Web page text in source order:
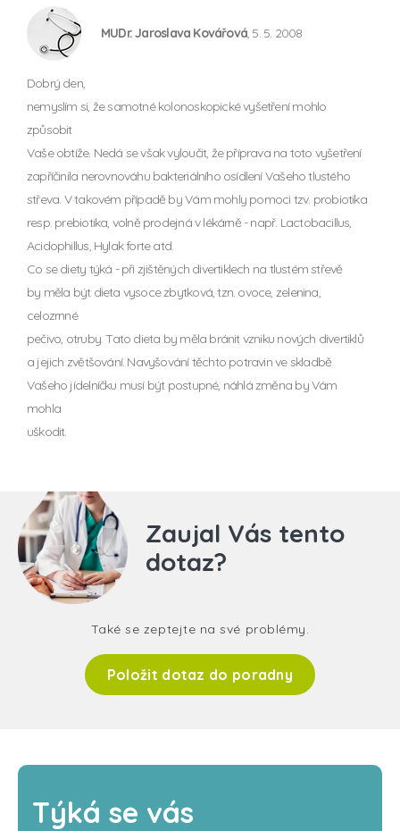
MUDr. Jaroslava Kovářová, 5. 5. 2008
Dobrý den,
nemyslím si, že samotné kolonoskopické vyšetření mohlo
způsobit
Vaše obtíže. Nedá se však vyloučit, že příprava na toto vyšetření
zapříčinila nerovnováhu bakteriálního osídlení Vašeho tlustého
střeva. V takovém případě by Vám mohly pomoci tzv. probiotika
resp. prebiotika, volně prodejná v lékárně - např. Lactobacillus,
Acidophillus, Hylak forte atd.
Co se diety týká - při zjištěných divertiklech na tlustém střevě
by měla být dieta vysoce zbytková, tzn. ovoce, zelenina,
celozrnné
pečivo, otruby. Tato dieta by měla bránit vzniku nových divertiklů
a jejich zvětšování. Navyšování těchto potravin ve skladbě
Vašeho jídelníčku musí být postupné, náhlá změna by Vám
mohla
uškodit.
Zaujal Vás tento
dotaz?
Také se zeptejte na své problémy.
Položit dotaz do poradny
Týká se vás